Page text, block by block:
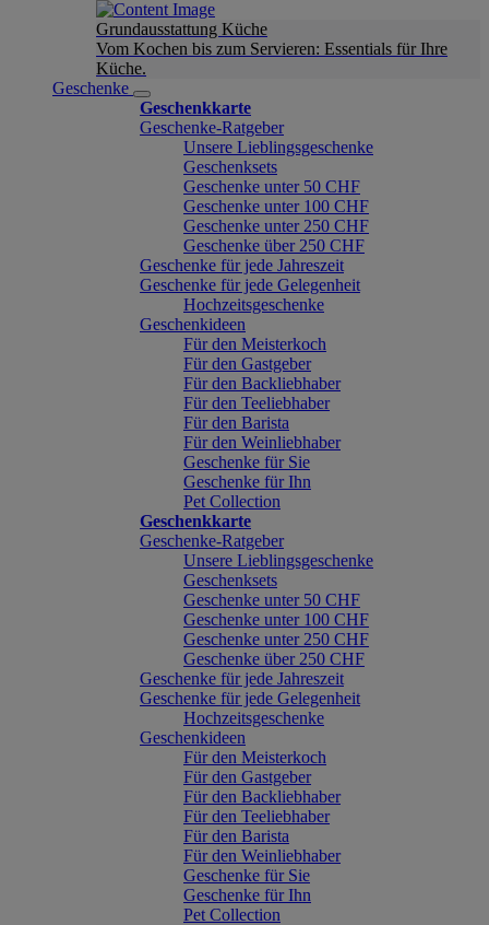
Grundausstattung Küche
Vom Kochen bis zum Servieren: Essentials für Ihre
Küche.
Geschenke
Geschenkkarte
Geschenke-Ratgeber
Unsere Lieblingsgeschenke
Geschenksets
Geschenke unter 50 CHF
Geschenke unter 100 CHF
Geschenke unter 250 CHF
Geschenke über 250 CHF
Geschenke für jede Jahreszeit
Geschenke für jede Gelegenheit
Hochzeitsgeschenke
Geschenkideen
Für den Meisterkoch
Für den Gastgeber
Für den Backliebhaber
Für den Teeliebhaber
Für den Barista
Für den Weinliebhaber
Geschenke für Sie
Geschenke für Ihn
Pet Collection
Geschenkkarte
Geschenke-Ratgeber
Unsere Lieblingsgeschenke
Geschenksets
Geschenke unter 50 CHF
Geschenke unter 100 CHF
Geschenke unter 250 CHF
Geschenke über 250 CHF
Geschenke für jede Jahreszeit
Geschenke für jede Gelegenheit
Hochzeitsgeschenke
Geschenkideen
Für den Meisterkoch
Für den Gastgeber
Für den Backliebhaber
Für den Teeliebhaber
Für den Barista
Für den Weinliebhaber
Geschenke für Sie
Geschenke für Ihn
Pet Collection